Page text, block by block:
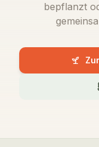
bepflanzt